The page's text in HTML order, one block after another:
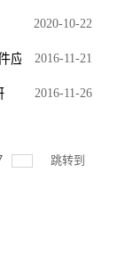
2020-10-22
应急管理”国...
2016-11-21
2016-11-26
跳转到